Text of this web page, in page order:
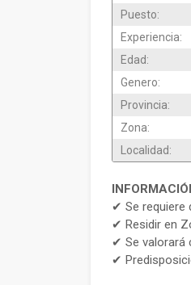
Puesto:
Experiencia:
Edad:
Genero:
Provincia:
Zona:
Localidad:
✔ Se requiere
✔ Residir en
✔ Se valorará
✔